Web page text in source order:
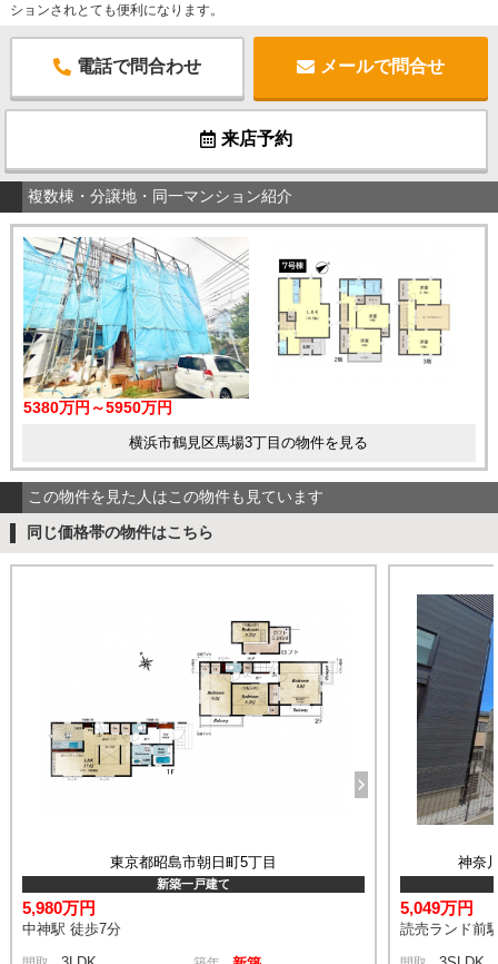
ションされとても便利になります。
電話で問合わせ メールで問合せ
来店予約
複数棟・分譲地・同一マンション紹介
5380万円～5950万円
横浜市鶴見区馬場3丁目の物件を見る
この物件を見た人はこの物件も見ています
同じ価格帯の物件はこちら
東京都昭島市朝日町5丁目
新築一戸建て
5,980万円
中神駅 徒歩7分
神奈
5,049万円
読売ランド前